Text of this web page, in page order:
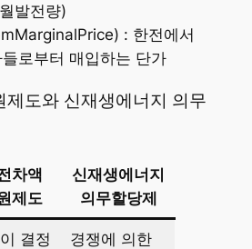
발전량)
: 한전에서
로부터 매입하는 단가
제도와 신재생에너지 의무
차액
제도
신재생에너지
의무할당제
결정
경쟁에 의한